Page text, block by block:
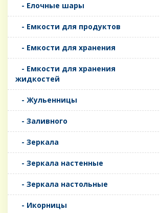
- Елочные шары
- Емкости для продуктов
- Емкости для хранения
- Емкости для хранения
жидкостей
- Жульенницы
- Заливного
- Зеркала
- Зеркала настенные
- Зеркала настольные
- Икорницы